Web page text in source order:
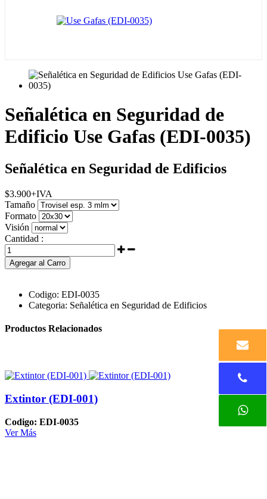
Señalética en Seguridad de
Edificio Use Gafas (EDI-0035)
Señalética en Seguridad de Edificios
$3.900+IVA
Tamaño
Formato
Visión
Cantidad :
Agregar al Carro
Codigo: EDI-0035
Categoria: Señalética en Seguridad de Edificios
Productos Relacionados
Extintor (EDI-001)
Codigo: EDI-0035
Ver Más